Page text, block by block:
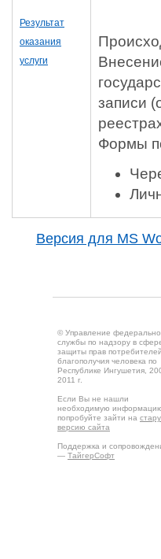
Результат
оказания
услуги
записи
Формы
Версия для MS
© Управление
службы по надзору в
защиты прав
благополучия человека по
Республике Ингушетия,
2011 г.
Если Вы не нашли
необходимую
попробуйте зайти на
версию сайта
Поддержка и
— ТайгерСофт